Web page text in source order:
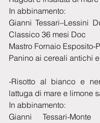
In abbinamento:
Gianni Tessari–Lessini
Classico 36 mesi Doc
Mastro Fornaio Esposito-
Panino ai cereali antichi
-Risotto al bianco e
lattuga di mare e limone
In abbinamento:
Gianni Tessari-Monte